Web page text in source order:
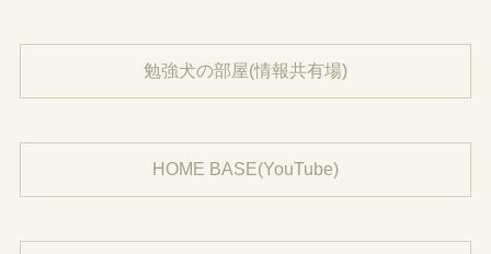
勉強犬の部屋(情報共有場)
HOME BASE(YouTube)